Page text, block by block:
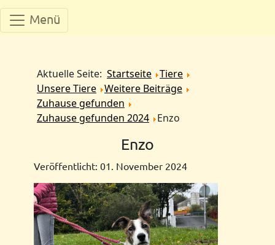
Menü
Aktuelle Seite: Startseite Tiere
Unsere Tiere Weitere Beiträge
Zuhause gefunden
Zuhause gefunden 2024
Enzo
Enzo
Veröffentlicht: 01. November 2024